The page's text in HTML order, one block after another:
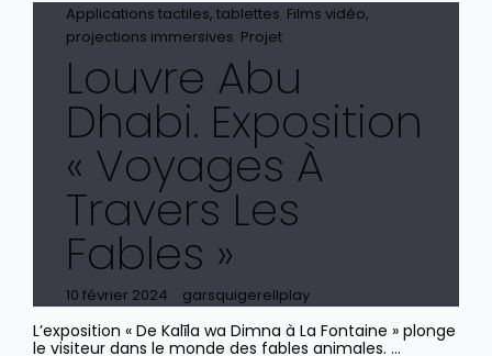
Cat
Links
Applications tactiles, tablettes Films vidéo,
projections immersives Projet
Louvre Abu
Dhabi. Exposition
« Voyages À
Travers Les
Fables »
Posted
10 février 2024 garsquigerellplay
L’exposition « De Kalīla wa Dimna à La Fontaine » plonge
le visiteur dans le monde des fables animales. …